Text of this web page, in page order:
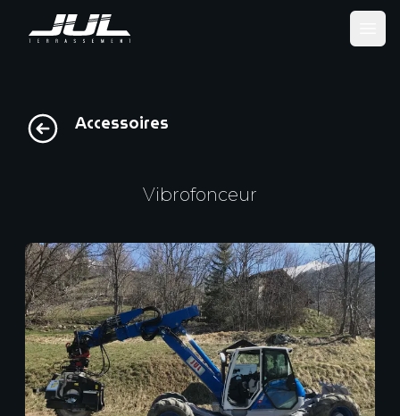
Accessoires
Vibrofonceur